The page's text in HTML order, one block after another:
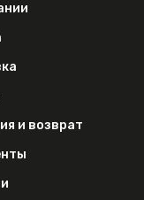
и возврат